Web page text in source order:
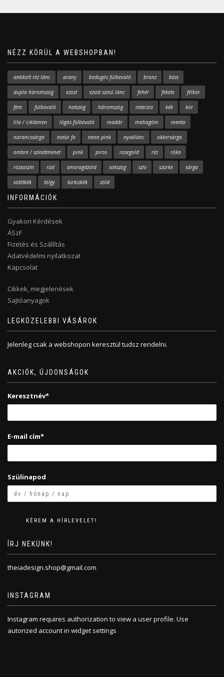
NÉZZ KÖRÜL A WEBSHOPBAN!
antikolt réz lánc arany bedugós fülbevaló bronz bézs
dupla háromszög ezüst ezüst színű lánc fehér fekete félkör
fém fülbevaló hatszög háromszög intarzia kék kör
lila / ciklámen lógós fülbevaló madár mahagóni menta
narancssárga natúr fa neon pink nyaklánc okkersárga
ombre / színátmenet pink piros rosegold réz róka
rózsaszín rúd smaragdzöld sokszög szív szürke sárga
sötétkék tölgy türkizkék zöld
INFORMÁCIÓK
Gyakori Kérdések
ÁSzF
Fizetés és Szállítás
Adatvédelmi nyilatkozat
Kapcsolat
Cikkek, megjelenések
Sajtóanyagok
LEGKÖZELEBBI VÁSÁROK
Jelenleg csak a webshopon keresztül tudsz rendelni.
AKCIÓK, ÚJDONSÁGOK
Keresztnév*
E-mail cím*
Szülinapod
ÍRJ NEKÜNK!
theiadesign.shop@gmail.com
INSTAGRAM
Instagram requires authorization to view a user profile. Use
autorized account in widget settings